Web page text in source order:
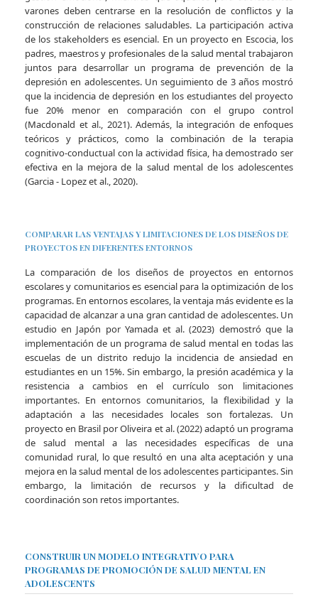
varones deben centrarse en la resolución de conflictos y la
construcción de relaciones saludables. La participación activa
de los stakeholders es esencial. En un proyecto en Escocia, los
padres, maestros y profesionales de la salud mental trabajaron
juntos para desarrollar un programa de prevención de la
depresión en adolescentes. Un seguimiento de 3 años mostró
que la incidencia de depresión en los estudiantes del proyecto
fue 20% menor en comparación con el grupo control
(Macdonald et al., 2021). Además, la integración de enfoques
teóricos y prácticos, como la combinación de la terapia
cognitivo-conductual con la actividad física, ha demostrado ser
efectiva en la mejora de la salud mental de los adolescentes
(Garcia - Lopez et al., 2020).
COMPARAR LAS VENTAJAS Y LIMITACIONES DE LOS DISEÑOS DE
PROYECTOS EN DIFERENTES ENTORNOS
La comparación de los diseños de proyectos en entornos
escolares y comunitarios es esencial para la optimización de los
programas. En entornos escolares, la ventaja más evidente es la
capacidad de alcanzar a una gran cantidad de adolescentes. Un
estudio en Japón por Yamada et al. (2023) demostró que la
implementación de un programa de salud mental en todas las
escuelas de un distrito redujo la incidencia de ansiedad en
estudiantes en un 15%. Sin embargo, la presión académica y la
resistencia a cambios en el currículo son limitaciones
importantes. En entornos comunitarios, la flexibilidad y la
adaptación a las necesidades locales son fortalezas. Un
proyecto en Brasil por Oliveira et al. (2022) adaptó un programa
de salud mental a las necesidades específicas de una
comunidad rural, lo que resultó en una alta aceptación y una
mejora en la salud mental de los adolescentes participantes. Sin
embargo, la limitación de recursos y la dificultad de
coordinación son retos importantes.
CONSTRUIR UN MODELO INTEGRATIVO PARA
PROGRAMAS DE PROMOCIÓN DE SALUD MENTAL EN
ADOLESCENTS